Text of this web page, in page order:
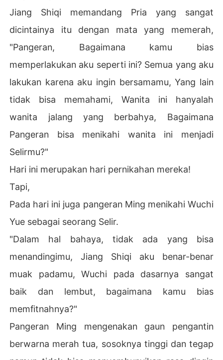
Jiang Shiqi memandang Pria yang sangat
dicintainya itu dengan mata yang memerah,
"Pangeran, Bagaimana kamu bias
memperlakukan aku seperti ini? Semua yang aku
lakukan karena aku ingin bersamamu, Yang lain
tidak bisa memahami, Wanita ini hanyalah
wanita jalang yang berbahya, Bagaimana
Pangeran bisa menikahi wanita ini menjadi
Selirmu?"
Hari ini merupakan hari pernikahan mereka!
Tapi,
Pada hari ini juga pangeran Ming menikahi Wuchi
Yue sebagai seorang Selir.
"Dalam hal bahaya, tidak ada yang bisa
menandingimu, Jiang Shiqi aku benar-benar
muak padamu, Wuchi pada dasarnya sangat
baik dan lembut, bagaimana kamu bias
memfitnahnya?"
Pangeran Ming mengenakan gaun pengantin
berwarna merah tua, sosoknya tinggi dan tegap